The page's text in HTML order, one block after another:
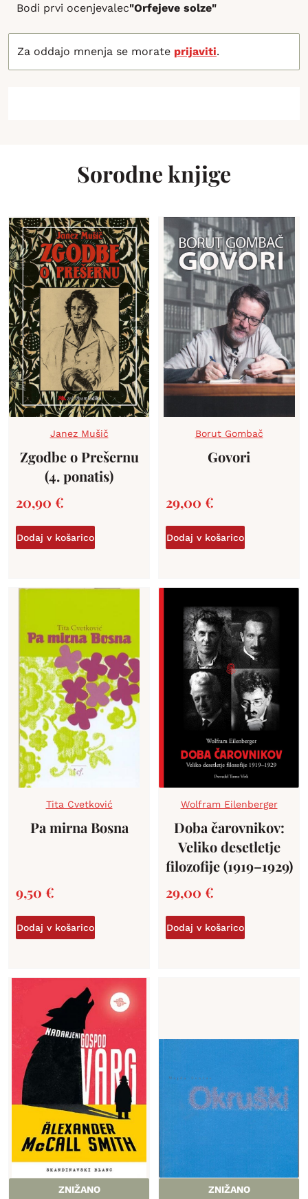
Bodi prvi ocenjevalec"Orfejeve solze"
Za oddajo mnenja se morate prijaviti.
Sorodne knjige
Janez Mušič
Zgodbe o Prešernu
(4. ponatis)
20,90 €
Dodaj v košarico
Borut Gombač
Govori
29,00 €
Dodaj v košarico
Tita Cvetković
Pa mirna Bosna
9,50 €
Dodaj v košarico
Wolfram Eilenberger
Doba čarovnikov:
Veliko desetletje
filozofije (1919–1929)
29,00 €
Dodaj v košarico
ZNIŽANO ZNIŽANO